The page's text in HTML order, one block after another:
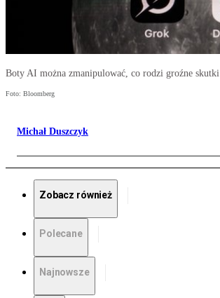
Boty AI można zmanipulować, co rodzi groźne skutki
Foto: Bloomberg
Michał Duszczyk
Zobacz również
Polecane
Najnowsze